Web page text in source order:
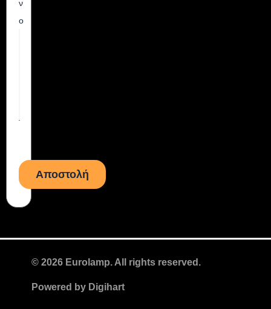
ν
ο
© 2026 Eurolamp. All rights reserved.
Powered by Digihart